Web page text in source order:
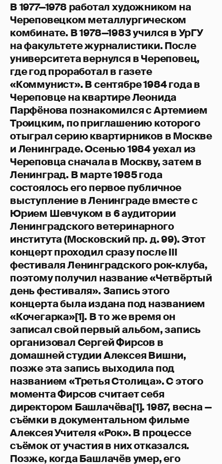
В 1977—1978 работал художником на
Череповецком металлургическом
комбинате. В 1978—1983 учился в УрГУ
на факультете журналистики. После
университета вернулся в Череповец,
где год проработал в газете
«Коммунист». В сентябре 1984 года в
Череповце на квартире Леонида
Парфёнова познакомился с Артемием
Троицким, по приглашению которого
отыграл серию квартирников в Москве
и Ленинграде. Осенью 1984 уехал из
Череповца сначала в Москву, затем в
Ленинград. В марте 1985 года
состоялось его первое публичное
выступление в Ленинграде вместе с
Юрием Шевчуком в 6 аудитории
Ленинградского ветеринарного
института (Московский пр. д. 99). Этот
концерт проходил сразу после III
фестиваля Ленинградского рок-клуба,
поэтому получил название «Четвёртый
день фестиваля». Запись этого
концерта была издана под названием
«Кочегарка»[1]. В то же время он
записал свой первый альбом, запись
организовал Сергей Фирсов в
домашней студии Алексея Вишни,
позже эта запись выходила под
названием «Третья Столица». С этого
момента Фирсов считает себя
директором Башлачёва[1]. 1987, весна —
съёмки в документальном фильме
Алексея Учителя «Рок». В процессе
съёмок от участия в них отказался.
Позже, когда Башлачёв умер, его